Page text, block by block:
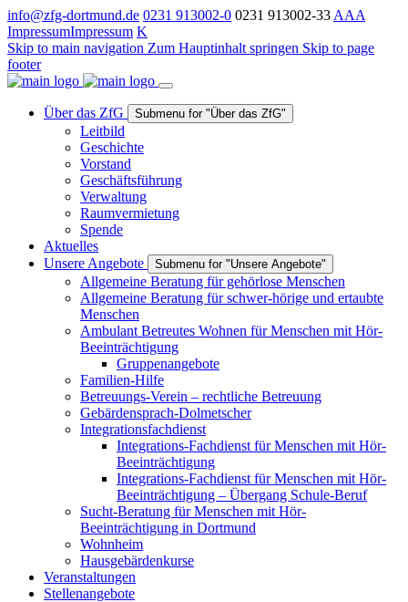
info@zfg-dortmund.de 0231 913002-0 0231 913002-33 AAA
ImpressumImpressum K
Skip to main navigation Zum Hauptinhalt springen Skip to page
footer
Über das ZfG Submenu for "Über das ZfG"
Leitbild
Geschichte
Vorstand
Geschäftsführung
Verwaltung
Raumvermietung
Spende
Aktuelles
Unsere Angebote
Submenu for "Unsere Angebote"
Allgemeine Beratung für gehörlose Menschen
Allgemeine Beratung für schwer-hörige und ertaubte
Menschen
Ambulant Betreutes Wohnen für Menschen mit Hör-
Beeinträchtigung
Gruppenangebote
Familien-Hilfe
Betreuungs-Verein – rechtliche Betreuung
Gebärdensprach-Dolmetscher
Integrationsfachdienst
Integrations-Fachdienst für Menschen mit Hör-
Beeinträchtigung
Integrations-Fachdienst für Menschen mit Hör-
Beeinträchtigung – Übergang Schule-Beruf
Sucht-Beratung für Menschen mit Hör-
Beeinträchtigung in Dortmund
Wohnheim
Hausgebärdenkurse
Veranstaltungen
Stellenangebote